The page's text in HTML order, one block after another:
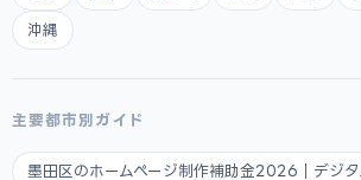
沖縄
主要都市別ガイド
墨田区のホームページ制作補助金2026｜デジ